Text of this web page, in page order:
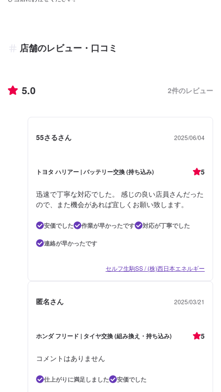
店舗のレビュー・口コミ
5.0 2件のレビュー
55さるさん 2025/06/04
トヨタ ハリアー | バッテリー交換 (持ち込み) 5
迅速で丁寧な対応でした。 感じの良い店員さんだった
ので、また機会があれば宜しくお願い致します。
安価でした 作業が早かったです
対応が丁寧でした
連絡が早かったです
セルフ生駒SS / (株)西日本エネルギー
匿名さん 2025/03/21
ホンダ フリード | タイヤ交換 (組み換え・持ち込み) 5
コメントはありません
仕上がりに満足しました
安価でした